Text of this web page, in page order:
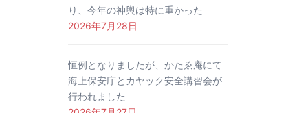
り、今年の神輿は特に重かった
2026年7月28日
恒例となりましたが、かたゑ庵にて
海上保安庁とカヤック安全講習会が
行われました